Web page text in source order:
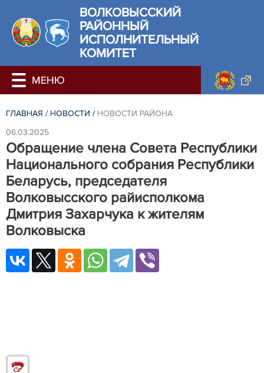
ВОЛКОВЫССКИЙ
РАЙОННЫЙ
ИСПОЛНИТЕЛЬНЫЙ
КОМИТЕТ
ГЛАВНАЯ / НОВОСТИ / НОВОСТИ РАЙОНА
06.03.2025
Обращение члена Совета Республики
Национального собрания Республики
Беларусь, председателя
Волковысского райисполкома
Дмитрия Захарчука к жителям
Волковыска